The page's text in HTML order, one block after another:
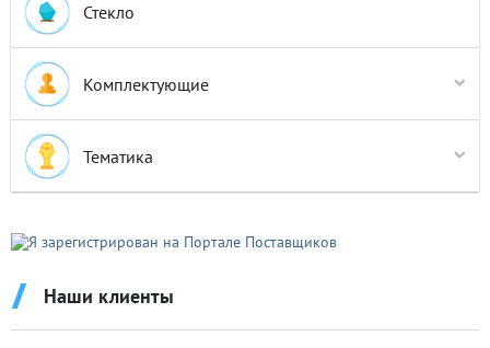
Стекло
Комплектующие
Крышки для кубков
Тематика
Авто-мото спорт
Азартные игры
Баскетбол
Бильярд
Наши клиенты